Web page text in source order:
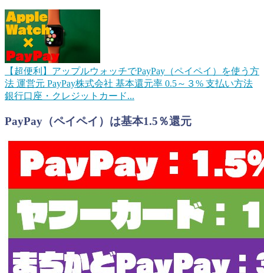
【超便利】アップルウォッチでPayPay（ペイペイ）を使う方
法 運営元 PayPay株式会社 基本還元率 0.5～３% 支払い方法
銀行口座・クレジットカード...
PayPay（ペイペイ）は基本1.5％還元